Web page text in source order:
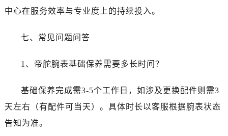
山东省青岛市南区山东路6号华润大厦B座22层04室帝舵售后服务中心（需提前预约）
山东省烟台市芝罘区胜利路139号万达金融中心A座907室帝舵售后服务中心（需提前预约）
中心在服务效率与专业度上的持续投入。
七、常见问题问答
1、帝舵腕表基础保养需要多长时间？
基础保养完成需3-5个工作日，如涉及更换配件则需3
天左右（有配件可当天）。具体时长以客服根据腕表状态
告知为准。